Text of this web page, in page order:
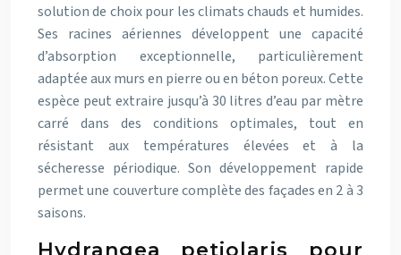
solution de choix pour les climats chauds et humides.
Ses racines aériennes développent une capacité
d’absorption exceptionnelle, particulièrement
adaptée aux murs en pierre ou en béton poreux. Cette
espèce peut extraire jusqu’à 30 litres d’eau par mètre
carré dans des conditions optimales, tout en
résistant aux températures élevées et à la
sécheresse périodique. Son développement rapide
permet une couverture complète des façades en 2 à 3
saisons.
Hydrangea petiolaris pour